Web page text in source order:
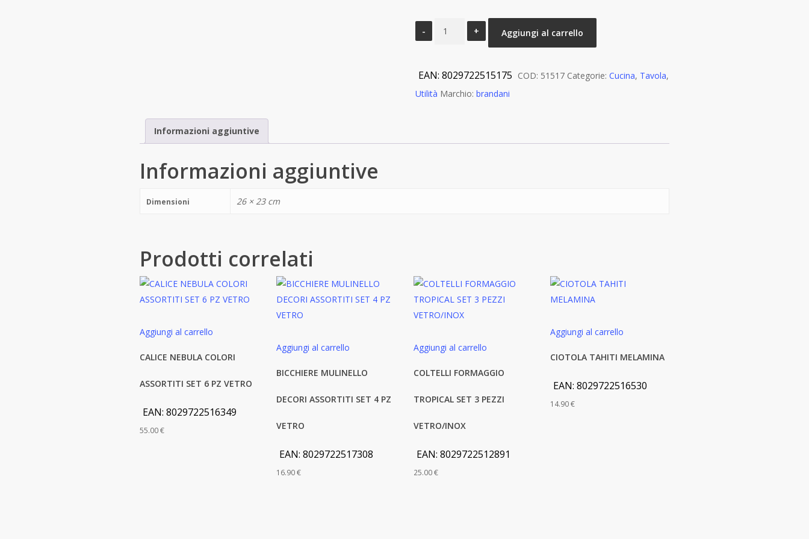
TIFFANY
SET
Aggiungi al carrello
EAN: 8029722515175 COD: 51517 Categorie: Cucina, Tavola,
Utilità Marchio: brandani
Informazioni aggiuntive
Informazioni aggiuntive
Dimensioni 26 × 23 cm
Prodotti correlati
Aggiungi al carrello
CALICE NEBULA COLORI
ASSORTITI SET 6 PZ VETRO
EAN: 8029722516349
55.00€
Aggiungi al carrello
BICCHIERE MULINELLO
DECORI ASSORTITI SET 4 PZ
VETRO
EAN:8029722517308
16.90€
Aggiungi al carrello
COLTELLI FORMAGGIO
TROPICAL SET 3 PEZZI
VETRO/INOX
EAN: 8029722512891
25.00€
Aggiungi al carrello
CIOTOLA TAHITI MELAMINA
EAN:8029722516530
14.90€